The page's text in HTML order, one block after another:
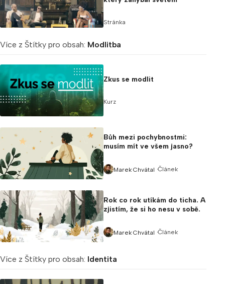
Stránka
Více z Štítky pro obsah: Modlitba
Zkus se modlit
Kurz
Bůh mezi pochybnostmi:
musím mít ve všem jasno?
Marek Chvátal Článek
Rok co rok utíkám do ticha. A
zjistím, že si ho nesu v sobě.
Marek Chvátal Článek
Více z Štítky pro obsah: Identita